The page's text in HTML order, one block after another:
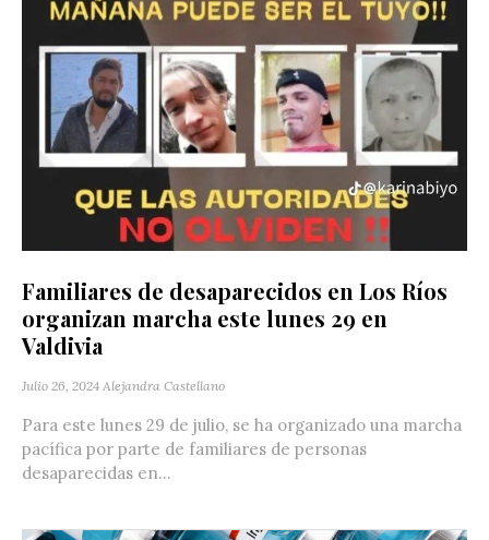
Familiares de desaparecidos en Los Ríos
organizan marcha este lunes 29 en
Valdivia
Julio 26, 2024 Alejandra Castellano
Para este lunes 29 de julio, se ha organizado una marcha
pacífica por parte de familiares de personas
desaparecidas en...